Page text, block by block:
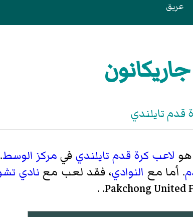
عريق
قدم تايلندي
لاعب كرة قدم تايلندي في مركز الوسط.
. أما مع النوادي، فقد لعب مع نادي
.